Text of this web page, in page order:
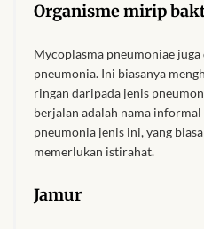
Organisme mirip
Mycoplasma pneumoniae juga
pneumonia. Ini biasanya
ringan daripada jenis
berjalan adalah nama
pneumonia jenis ini, yang
memerlukan istirahat.
Jamur